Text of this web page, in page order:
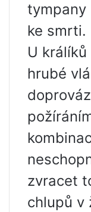
tympany
ke smrti.
U
hrubé
zvracet
chlupů v